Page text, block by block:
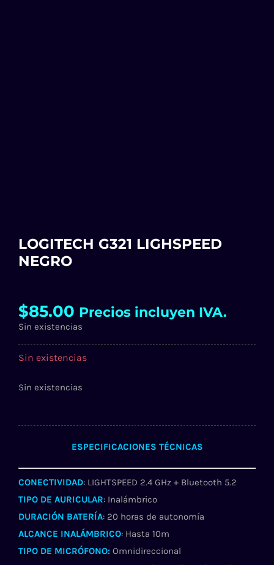
LOGITECH G321 LIGHSPEED
NEGRO
$85.00 Precios incluyen IVA.
Sin existencias
Sin existencias
Sin existencias
ESPECIFICACIONES TÉCNICAS
CONECTIVIDAD: LIGHTSPEED 2.4 GHz + Bluetooth 5.2
TIPO DE AURICULAR: Inalámbrico
DURACIÓN BATERÍA: 20 horas de autonomía
ALCANCE INALÁMBRICO: Hasta 10m
TIPO DE MICRÓFONO: Omnidireccional